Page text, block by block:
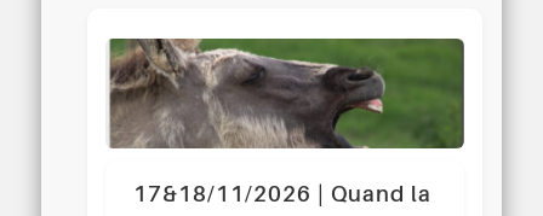
17&18/11/2026 | Quand la